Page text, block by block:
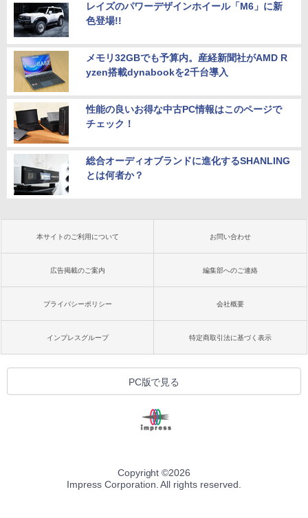
レイズのパワーデザインホイール「M6」に新
色登場!!
メモリ32GBでも予算内。産経新聞社がAMD R
yzen搭載dynabookを2千台導入
性能の良いお得な中古PC情報はこのページで
チェック！
総合オーディオブランドに進化するSHANLING
とは何者か？
本サイトのご利用について お問い合わせ
広告掲載のご案内 編集部へのご連絡
プライバシーポリシー 会社概要
インプレスグループ 特定商取引法に基づく表示
PC版で見る
Copyright ©2026
Impress Corporation. All rights reserved.